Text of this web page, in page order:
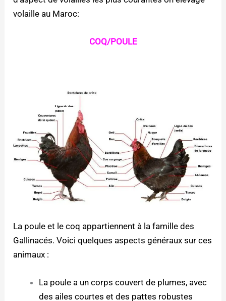
volaille au Maroc:
COQ/POULE
La poule et le coq appartiennent à la famille des
Gallinacés. Voici quelques aspects généraux sur ces
animaux :
La poule a un corps couvert de plumes, avec
des ailes courtes et des pattes robustes